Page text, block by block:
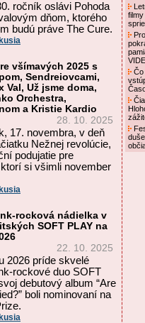
ročník oslávi Pohoda
dňom, ktorého
budú práve The Cure.
všímavých 2025 s
Sendreiovcami,
Val, Už jsme doma,
Orchestra,
a Kristie Kardio
28. 10. 2025
17. novembra, v deň
Nežnej revolúcie,
podujatie pre
si všimli november
rocková nádielka v
SOFT PLAY na
22. 10. 2025
2026 príde skvelé
rockové duo SOFT
debutový album “Are
boli nominovaní na
Čo